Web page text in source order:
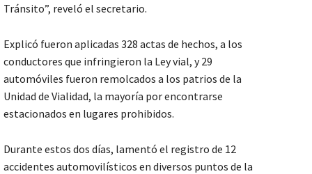
Tránsito”, reveló el secretario.
Explicó fueron aplicadas 328 actas de hechos, a los
conductores que infringieron la Ley vial, y 29
automóviles fueron remolcados a los patrios de la
Unidad de Vialidad, la mayoría por encontrarse
estacionados en lugares prohibidos.
Durante estos dos días, lamentó el registro de 12
accidentes automovilísticos en diversos puntos de la